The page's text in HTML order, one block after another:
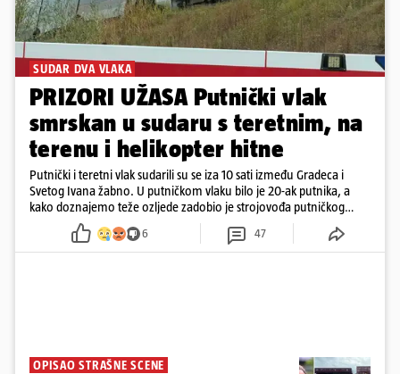
SUDAR DVA VLAKA
PRIZORI UŽASA Putnički vlak
smrskan u sudaru s teretnim, na
terenu i helikopter hitne
Putnički i teretni vlak sudarili su se iza 10 sati između Gradeca i
Svetog Ivana žabno. U putničkom vlaku bilo je 20-ak putnika, a
kako doznajemo teže ozljede zadobio je strojovođa putničkog
vlaka. Zatvoren je promet, a fotoreporteri Prigorskog objavili su
prve snimke s mjesta sudara
6 47
OPISAO STRAŠNE SCENE